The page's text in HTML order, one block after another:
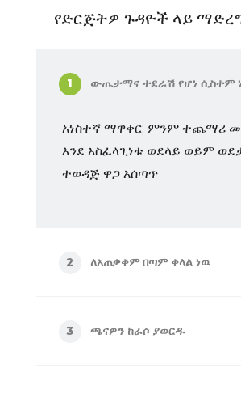
የድርጅትዎ ጉዳዮች ላይ ማድረግ
1 ውጤታማና ተደራሽ የሆነ ሲስተም
አነስተኛ ማዋቀር; ምንም ተጨማሪ
እንደ አስፈላጊነቱ ወደላይ ወይም
ተወዳጅ ዋጋ አሰጣጥ
2 ለአጠቃቀም በጣም ቀላል ነዉ
3 ጫናዎን ከራሶ ያወርዱ